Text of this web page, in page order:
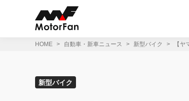
HOME 自動車・新車ニュース 新型バイク 【
新型バイク